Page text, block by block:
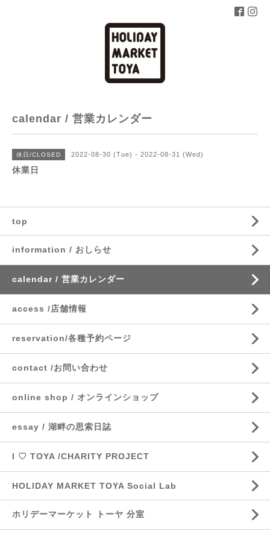
calendar / 営業カレンダー
休日/CLOSED 2022-08-30 (Tue) - 2022-08-31 (Wed)
休業日
top
information / おしらせ
calendar / 営業カレンダー
access /店舗情報
reservation/各種予約ページ
contact /お問い合わせ
online shop / オンラインショップ
essay / 湖畔の思索日誌
I ♡ TOYA /CHARITY PROJECT
HOLIDAY MARKET TOYA Social Lab
ホリデーマーケット トーヤ 分室